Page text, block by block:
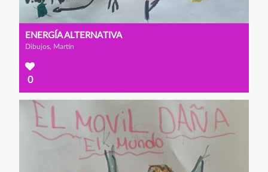
ENERGÍA ALTERNATIVA
Dibujos, Martín
0